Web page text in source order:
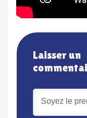
Laisser un